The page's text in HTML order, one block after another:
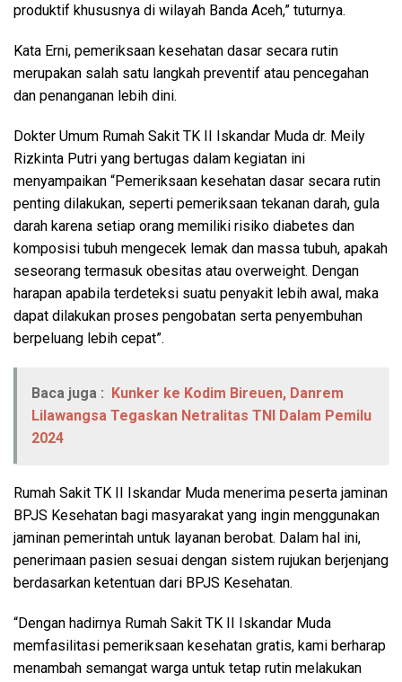
produktif khususnya di wilayah Banda Aceh,” tuturnya.
Kata Erni, pemeriksaan kesehatan dasar secara rutin
merupakan salah satu langkah preventif atau pencegahan
dan penanganan lebih dini.
Dokter Umum Rumah Sakit TK II Iskandar Muda dr. Meily
Rizkinta Putri yang bertugas dalam kegiatan ini
menyampaikan “Pemeriksaan kesehatan dasar secara rutin
penting dilakukan, seperti pemeriksaan tekanan darah, gula
darah karena setiap orang memiliki risiko diabetes dan
komposisi tubuh mengecek lemak dan massa tubuh, apakah
seseorang termasuk obesitas atau overweight. Dengan
harapan apabila terdeteksi suatu penyakit lebih awal, maka
dapat dilakukan proses pengobatan serta penyembuhan
berpeluang lebih cepat”.
Baca juga :
Kunker ke Kodim Bireuen, Danrem
Lilawangsa Tegaskan Netralitas TNI Dalam Pemilu
2024
Rumah Sakit TK II Iskandar Muda menerima peserta jaminan
BPJS Kesehatan bagi masyarakat yang ingin menggunakan
jaminan pemerintah untuk layanan berobat. Dalam hal ini,
penerimaan pasien sesuai dengan sistem rujukan berjenjang
berdasarkan ketentuan dari BPJS Kesehatan.
“Dengan hadirnya Rumah Sakit TK II Iskandar Muda
memfasilitasi pemeriksaan kesehatan gratis, kami berharap
menambah semangat warga untuk tetap rutin melakukan